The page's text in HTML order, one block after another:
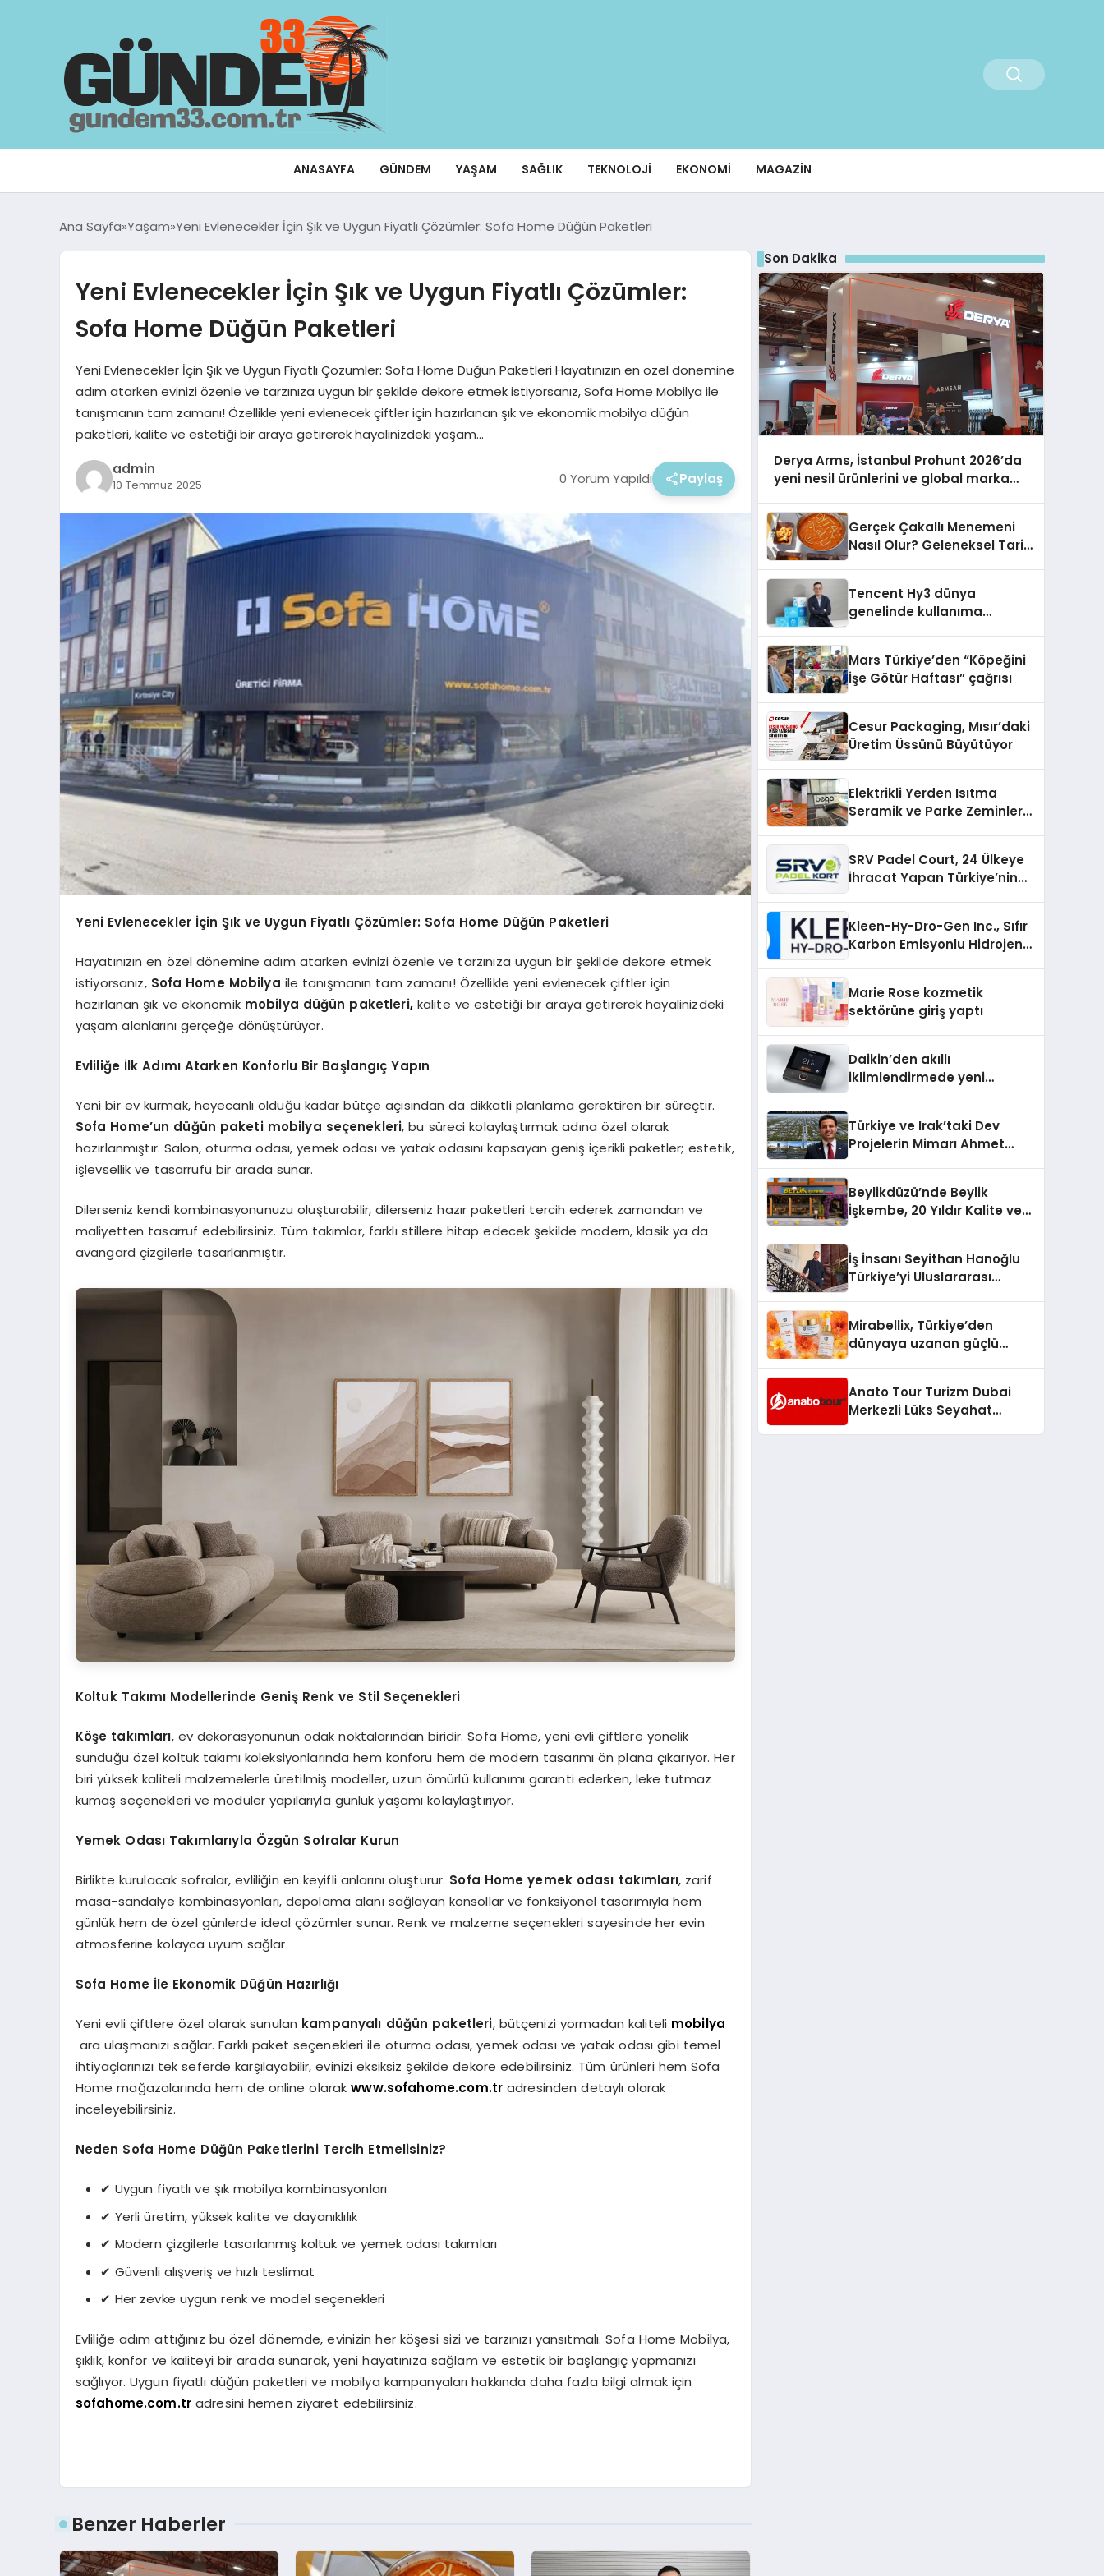
ANASAYFA GÜNDEM YAŞAM SAĞLIK TEKNOLOJI EKONOMI MAGAZIN
Ana Sayfa Yaşam Yeni Evlenecekler İçin Şık ve Uygun Fiyatlı Çözümler: Sofa Home Düğün Paketleri
Yeni Evlenecekler İçin Şık ve Uygun Fiyatlı Çözümler:
Sofa Home Düğün Paketleri
Yeni Evlenecekler İçin Şık ve Uygun Fiyatlı Çözümler: Sofa Home Düğün Paketleri Hayatınızın en özel dönemine
adım atarken evinizi özenle ve tarzınıza uygun bir şekilde dekore etmek istiyorsanız, Sofa Home Mobilya ile
tanışmanın tam zamanı! Özellikle yeni evlenecek çiftler için hazırlanan şık ve ekonomik mobilya düğün
paketleri, kalite ve estetiği bir araya getirerek hayalinizdeki yaşam…
admin
10 Temmuz 2025 0 Yorum Yapıldı Paylaş
Yeni Evlenecekler İçin Şık ve Uygun Fiyatlı Çözümler: Sofa Home Düğün Paketleri
Hayatınızın en özel dönemine adım atarken evinizi özenle ve tarzınıza uygun bir şekilde dekore etmek
istiyorsanız, Sofa Home Mobilya ile tanışmanın tam zamanı! Özellikle yeni evlenecek çiftler için
hazırlanan şık ve ekonomik mobilya düğün paketleri,kalite ve estetiği bir araya getirerek hayalinizdeki
yaşam alanlarını gerçeğe dönüştürüyor.
Evliliğe İlk Adımı Atarken Konforlu Bir Başlangıç Yapın
Yeni bir ev kurmak, heyecanlı olduğu kadar bütçe açısından da dikkatli planlama gerektiren bir süreçtir.
Sofa Home’un düğün paketi mobilya seçenekleri, bu süreci kolaylaştırmak adına özel olarak
hazırlanmıştır. Salon, oturma odası, yemek odası ve yatak odasını kapsayan geniş içerikli paketler; estetik,
işlevsellik ve tasarrufu bir arada sunar.
Dilerseniz kendi kombinasyonunuzu oluşturabilir, dilerseniz hazır paketleri tercih ederek zamandan ve
maliyetten tasarruf edebilirsiniz. Tüm takımlar, farklı stillere hitap edecek şekilde modern, klasik ya da
avangard çizgilerle tasarlanmıştır.
Koltuk Takımı Modellerinde Geniş Renk ve Stil Seçenekleri
Köşe takımları, ev dekorasyonunun odak noktalarından biridir. Sofa Home, yeni evli çiftlere yönelik
sunduğu özel koltuk takımı koleksiyonlarında hem konforu hem de modern tasarımı ön plana çıkarıyor. Her
biri yüksek kaliteli malzemelerle üretilmiş modeller, uzun ömürlü kullanımı garanti ederken, leke tutmaz
kumaş seçenekleri ve modüler yapılarıyla günlük yaşamı kolaylaştırıyor.
Yemek Odası Takımlarıyla Özgün Sofralar Kurun
Birlikte kurulacak sofralar, evliliğin en keyifli anlarını oluşturur. Sofa Home yemek odası takımları, zarif
masa-sandalye kombinasyonları, depolama alanı sağlayan konsollar ve fonksiyonel tasarımıyla hem
günlük hem de özel günlerde ideal çözümler sunar. Renk ve malzeme seçenekleri sayesinde her evin
atmosferine kolayca uyum sağlar.
Sofa Home İle Ekonomik Düğün Hazırlığı
Yeni evli çiftlere özel olarak sunulan kampanyalı düğün paketleri, bütçenizi yormadan kaliteli mobilya
ara ulaşmanızı sağlar. Farklı paket seçenekleri ile oturma odası, yemek odası ve yatak odası gibi temel
ihtiyaçlarınızı tek seferde karşılayabilir, evinizi eksiksiz şekilde dekore edebilirsiniz. Tüm ürünleri hem Sofa
Home mağazalarında hem de online olarakwww.sofahome.com.tr adresinden detaylı olarak
inceleyebilirsiniz.
Neden Sofa Home Düğün Paketlerini Tercih Etmelisiniz?
✔ Uygun fiyatlı ve şık mobilya kombinasyonları
✔ Yerli üretim, yüksek kalite ve dayanıklılık
✔ Modern çizgilerle tasarlanmış koltuk ve yemek odası takımları
✔ Güvenli alışveriş ve hızlı teslimat
✔ Her zevke uygun renk ve model seçenekleri
Evliliğe adım attığınız bu özel dönemde, evinizin her köşesi sizi ve tarzınızı yansıtmalı. Sofa Home Mobilya,
şıklık, konfor ve kaliteyi bir arada sunarak, yeni hayatınıza sağlam ve estetik bir başlangıç yapmanızı
sağlıyor. Uygun fiyatlı düğün paketleri ve mobilya kampanyaları hakkında daha fazla bilgi almak için
sofahome.com.tr adresini hemen ziyaret edebilirsiniz.
Benzer Haberler
Son Dakika
Derya Arms, İstanbul Prohunt 2026’da
yeni nesil ürünlerini ve global marka
Gerçek Çakallı Menemeni
Nasıl Olur? Geleneksel Tarif
Tencent Hy3 dünya
genelinde kullanıma
Mars Türkiye’den “Köpeğini
İşe Götür Haftası” çağrısı
Cesur Packaging, Mısır’daki
Üretim Üssünü Büyütüyor
Elektrikli Yerden Isıtma
Seramik ve Parke Zeminler
SRV Padel Court, 24 Ülkeye
İhracat Yapan Türkiye’nin
Kleen-Hy-Dro-Gen Inc., Sıfır
Karbon Emisyonlu Hidrojen
Aldı
Marie Rose kozmetik
sektörüne giriş yaptı
Daikin’den akıllı
iklimlendirmede yeni
Türkiye ve Irak’taki Dev
Projelerin Mimarı Ahmet
Holding Industrial City”
Projesini Hayata Geçirecek
Beylikdüzü’nde Beylik
İşkembe, 20 Yıldır Kalite ve
İş İnsanı Seyithan Hanoğlu
Türkiye’yi Uluslararası
Mirabellix, Türkiye’den
dünyaya uzanan güçlü
Anato Tour Turizm Dubai
Merkezli Lüks Seyahat